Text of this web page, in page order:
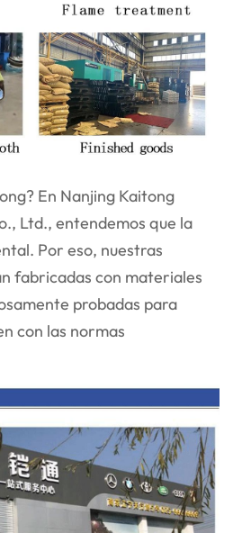
En Nanjing Kaitong
Ltd., entendemos que la
Por eso, nuestras
fabricadas con materiales
probadas para
con las normas